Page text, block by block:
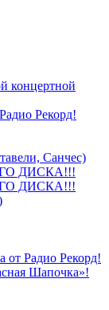
концертной
Рекорд!
Санчес)
ДИСКА!!!
ДИСКА!!!
от Радио Рекорд!
Шапочка»!